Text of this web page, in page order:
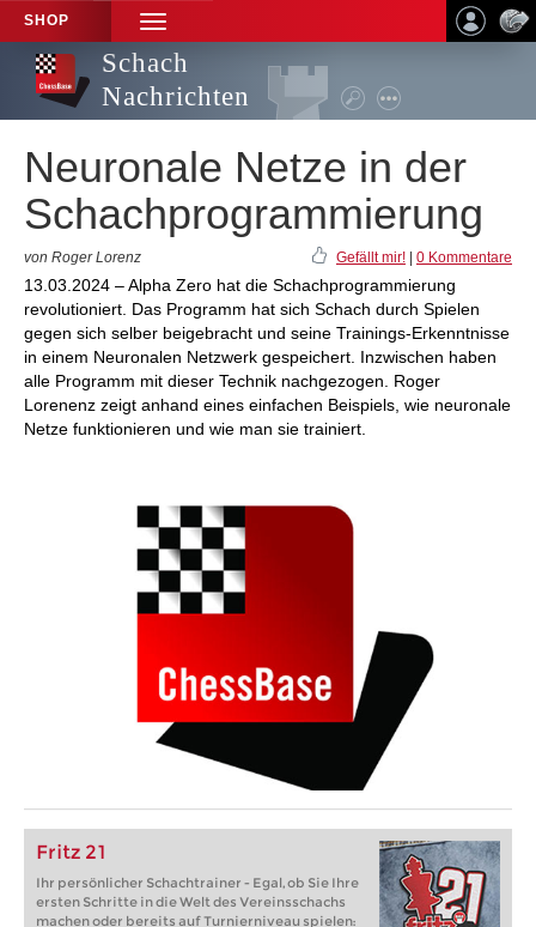
SHOP
TOGGLE
NAVIGATION
Schach
Nachrichten
Neuronale Netze in der
Schachprogrammierung
von Roger Lorenz Gefällt mir! 0 Kommentare
13.03.2024 – Alpha Zero hat die Schachprogrammierung
revolutioniert. Das Programm hat sich Schach durch Spielen
gegen sich selber beigebracht und seine Trainings-Erkenntnisse
in einem Neuronalen Netzwerk gespeichert. Inzwischen haben
alle Programm mit dieser Technik nachgezogen. Roger
Lorenenz zeigt anhand eines einfachen Beispiels, wie neuronale
Netze funktionieren und wie man sie trainiert.
Fritz 21
Ihr persönlicher Schachtrainer - Egal, ob Sie Ihre
ersten Schritte in die Welt des Vereinsschachs
machen oder bereits auf Turnierniveau spielen: